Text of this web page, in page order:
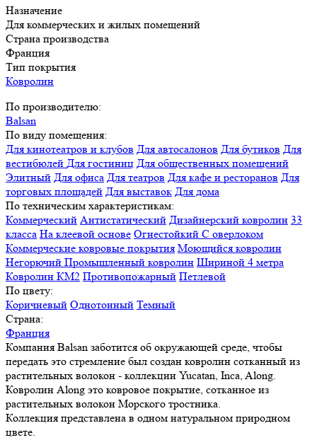
Назначение
Для коммерческих и жилых помещений
Страна производства
Франция
Тип покрытия
Ковролин
По производителю:
Balsan
По виду помещения:
Для кинотеатров и клубов Для автосалонов Для бутиков Для
вестибюлей Для гостиниц Для общественных помещений
Элитный Для офиса Для театров Для кафе и ресторанов Для
торговых площадей Для выставок Для дома
По техническим характеристикам:
Коммерческий Антистатический Дизайнерский ковролин 33
класса На клеевой основе Огнестойкий С оверлоком
Коммерческие ковровые покрытия Моющийся ковролин
Негорючий Промышленный ковролин Шириной 4 метра
Ковролин КМ2 Противопожарный Петлевой
По цвету:
Коричневый Однотонный Темный
Страна:
Франция
Компания Balsan заботится об окружающей среде, чтобы
передать это стремление был создан ковролин сотканный из
растительных волокон - коллекции Yucatan, Inca, Along.
Ковролин Along это ковровое покрытие, сотканное из
растительных волокон Морского тростника.
Коллекция представлена в одном натуральном природном
цвете.